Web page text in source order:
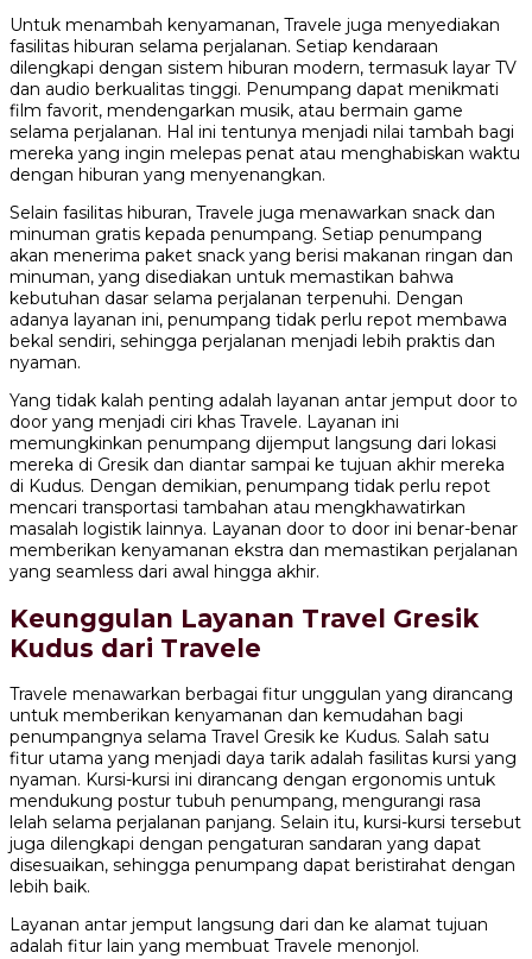
Untuk menambah kenyamanan, Travele juga menyediakan
fasilitas hiburan selama perjalanan. Setiap kendaraan
dilengkapi dengan sistem hiburan modern, termasuk layar TV
dan audio berkualitas tinggi. Penumpang dapat menikmati
film favorit, mendengarkan musik, atau bermain game
selama perjalanan. Hal ini tentunya menjadi nilai tambah bagi
mereka yang ingin melepas penat atau menghabiskan waktu
dengan hiburan yang menyenangkan.
Selain fasilitas hiburan, Travele juga menawarkan snack dan
minuman gratis kepada penumpang. Setiap penumpang
akan menerima paket snack yang berisi makanan ringan dan
minuman, yang disediakan untuk memastikan bahwa
kebutuhan dasar selama perjalanan terpenuhi. Dengan
adanya layanan ini, penumpang tidak perlu repot membawa
bekal sendiri, sehingga perjalanan menjadi lebih praktis dan
nyaman.
Yang tidak kalah penting adalah layanan antar jemput door to
door yang menjadi ciri khas Travele. Layanan ini
memungkinkan penumpang dijemput langsung dari lokasi
mereka di Gresik dan diantar sampai ke tujuan akhir mereka
di Kudus. Dengan demikian, penumpang tidak perlu repot
mencari transportasi tambahan atau mengkhawatirkan
masalah logistik lainnya. Layanan door to door ini benar-benar
memberikan kenyamanan ekstra dan memastikan perjalanan
yang seamless dari awal hingga akhir.
Keunggulan Layanan Travel Gresik
Kudus dari Travele
Travele menawarkan berbagai fitur unggulan yang dirancang
untuk memberikan kenyamanan dan kemudahan bagi
penumpangnya selama Travel Gresik ke Kudus. Salah satu
fitur utama yang menjadi daya tarik adalah fasilitas kursi yang
nyaman. Kursi-kursi ini dirancang dengan ergonomis untuk
mendukung postur tubuh penumpang, mengurangi rasa
lelah selama perjalanan panjang. Selain itu, kursi-kursi tersebut
juga dilengkapi dengan pengaturan sandaran yang dapat
disesuaikan, sehingga penumpang dapat beristirahat dengan
lebih baik.
Layanan antar jemput langsung dari dan ke alamat tujuan
adalah fitur lain yang membuat Travele menonjol.